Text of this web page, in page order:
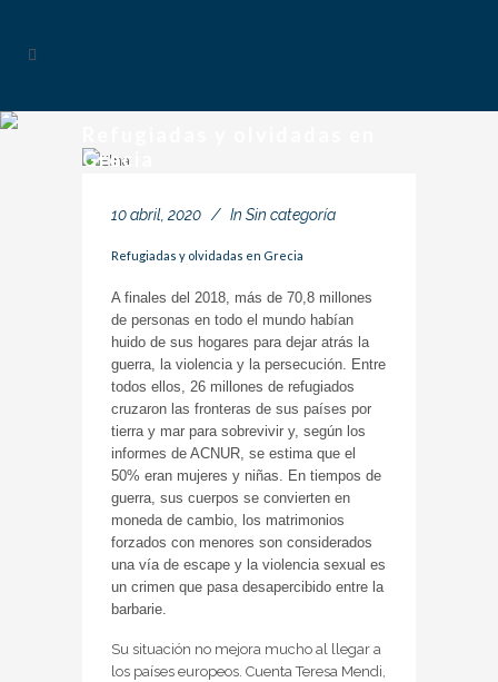
Grecia
10 abril, 2020 In Sin categoría
Refugiadas y olvidadas en Grecia
A finales del 2018, más de 70,8 millones
de personas en todo el mundo habían
huido de sus hogares para dejar atrás la
guerra, la violencia y la persecución. Entre
todos ellos, 26 millones de refugiados
cruzaron las fronteras de sus países por
tierra y mar para sobrevivir y, según los
informes de ACNUR, se estima que el
50% eran mujeres y niñas. En tiempos de
guerra, sus cuerpos se convierten en
moneda de cambio, los matrimonios
forzados con menores son considerados
una vía de escape y la violencia sexual es
un crimen que pasa desapercibido entre la
barbarie.
Su situación no mejora mucho al llegar a
los países europeos. Cuenta Teresa Mendi,